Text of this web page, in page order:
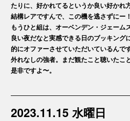
たりに、好かれてるというか良い好かれ
結構レアですんで、この機を逃さずにー
もうひと組は、オーベンデン・ジェーム
良い夜だなと実感できる日のブッキング
的にオファーさせていただいているんで
外れなしの強者。まだ観たこと聴いたこ
是非ですよ〜。
2023.11.15 水曜日